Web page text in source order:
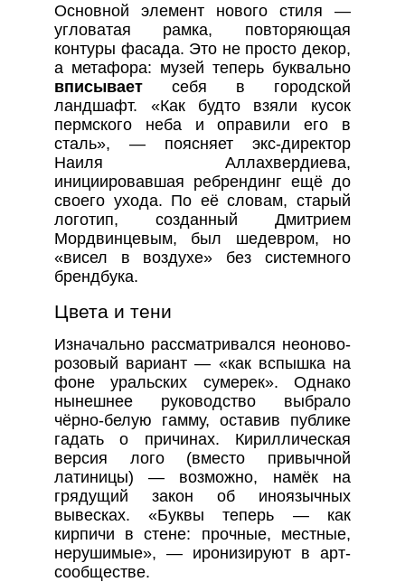
Основной элемент нового стиля —
угловатая рамка, повторяющая
контуры фасада. Это не просто декор,
а метафора: музей теперь буквально
вписывает себя в городской
ландшафт. «Как будто взяли кусок
пермского неба и оправили его в
сталь», — поясняет экс-директор
Наиля Аллахвердиева,
инициировавшая ребрендинг ещё до
своего ухода. По её словам, старый
логотип, созданный Дмитрием
Мордвинцевым, был шедевром, но
«висел в воздухе» без системного
брендбука.
Цвета и тени
Изначально рассматривался неоново-
розовый вариант — «как вспышка на
фоне уральских сумерек». Однако
нынешнее руководство выбрало
чёрно-белую гамму, оставив публике
гадать о причинах. Кириллическая
версия лого (вместо привычной
латиницы) — возможно, намёк на
грядущий закон об иноязычных
вывесках. «Буквы теперь — как
кирпичи в стене: прочные, местные,
нерушимые», — иронизируют в арт-
сообществе.